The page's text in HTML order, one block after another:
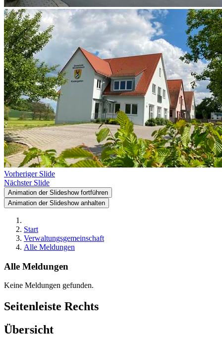
Vorheriger Slide
Nächster Slide
Animation der Slideshow fortführen
Animation der Slideshow anhalten
Start
Verwaltungsgemeinschaft
Alle Meldungen
Alle Meldungen
Keine Meldungen gefunden.
Seitenleiste Rechts
Übersicht